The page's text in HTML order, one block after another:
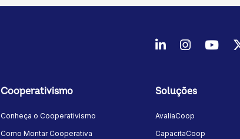
LinkedIn
Cooperativismo
Conheça o Cooperativismo
Como Montar Cooperativa
Soluções
AvaliaCoop
CapacitaCoop